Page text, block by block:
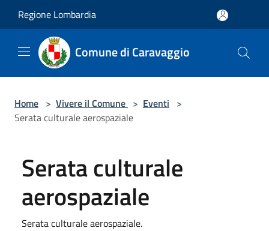
Regione Lombardia
Comune di Caravaggio
Home > Vivere il Comune > Eventi >
Serata culturale aerospaziale
Serata culturale
aerospaziale
Serata culturale aerospaziale.